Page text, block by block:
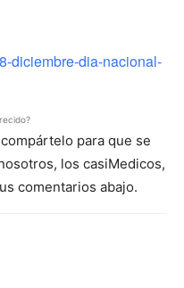
diciembre-dia-nacional-
para que se
los casiMedicos,
comentarios abajo.